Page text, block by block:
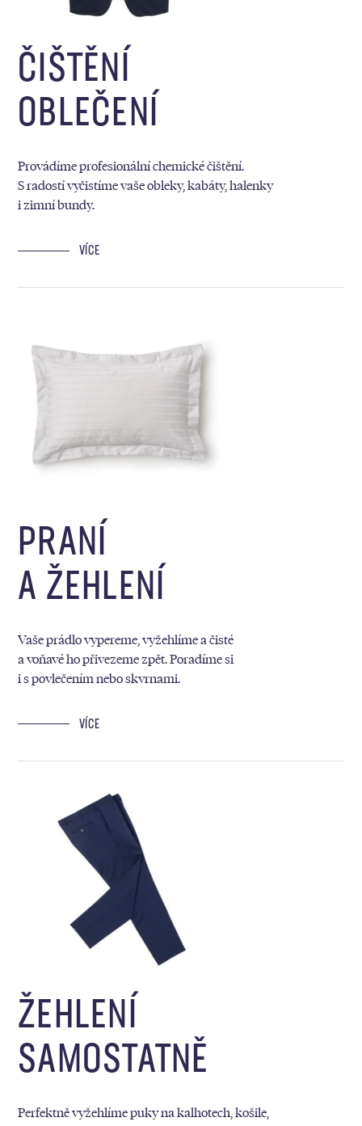
ČIŠTĚNÍ
OBLEČENÍ
Provádíme profesionální chemické čištění.
S radostí vyčistíme vaše obleky, kabáty, halenky
i zimní bundy.
VÍCE
PRANÍ
A ŽEHLENÍ
Vaše prádlo vypereme, vyžehlíme a čisté
a voňavé ho přivezeme zpět. Poradíme si
i s povlečením nebo skvrnami.
VÍCE
ŽEHLENÍ
SAMOSTATNĚ
Perfektně vyžehlíme puky na kalhotech, košile,